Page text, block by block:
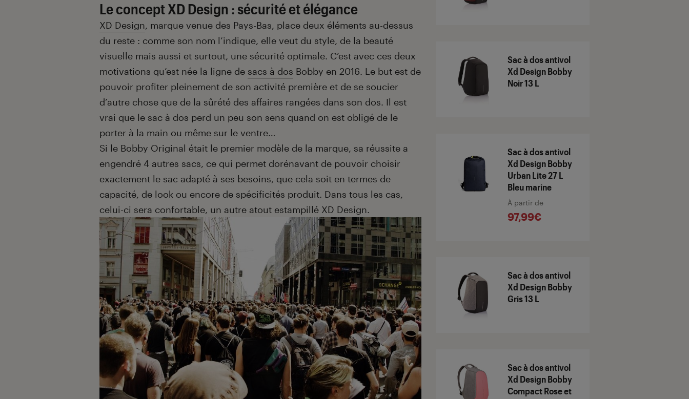
Le concept XD Design : sécurité et élégance
XD Design, marque venue des Pays-Bas, place deux éléments au-dessus
du reste : comme son nom l’indique, elle veut du style, de la beauté
visuelle mais aussi et surtout, une sécurité optimale. C’est avec ces deux
motivations qu’est née la ligne de sacs à dos Bobby en 2016. Le but est de
pouvoir profiter pleinement de son activité première et de se soucier
d’autre chose que de la sûrété des affaires rangées dans son dos. Il est
vrai que le sac à dos perd un peu son sens quand on est obligé de le
porter à la main ou même sur le ventre…
Si le Bobby Original était le premier modèle de la marque, sa réussite a
engendré 4 autres sacs, ce qui permet dorénavant de pouvoir choisir
exactement le sac adapté à ses besoins, que cela soit en termes de
capacité, de look ou encore de spécificités produit. Dans tous les cas,
celui-ci sera confortable, un autre atout estampillé XD Design.
Sac à dos antivol
Xd Design Bobby
Noir 13 L
Sac à dos antivol
Xd Design Bobby
Urban Lite 27 L
Bleu marine
À partir de
97,99€
Sac à dos antivol
Xd Design Bobby
Gris 13 L
Sac à dos antivol
Xd Design Bobby
Compact Rose et